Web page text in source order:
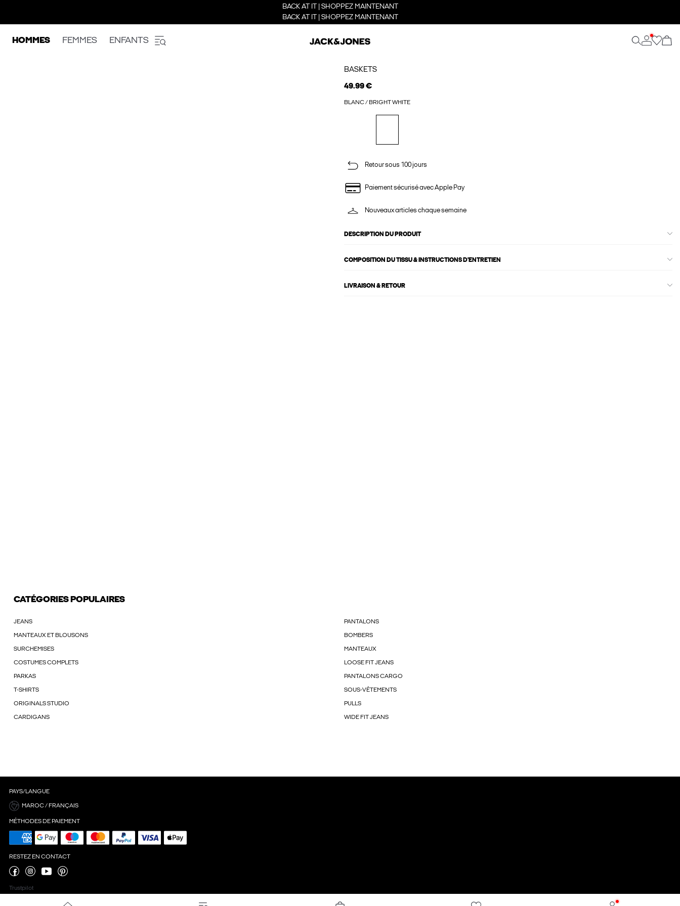
BACK AT IT | SHOPPEZ MAINTENANT
BACK AT IT | SHOPPEZ MAINTENANT
HOMMES FEMMES ENFANTS
BASKETS
49.99 €
BLANC / BRIGHT WHITE
Retour sous 100 jours
Paiement sécurisé avec Apple Pay
Nouveaux articles chaque semaine
DESCRIPTION DU PRODUIT
COMPOSITION DU TISSU & INSTRUCTIONS D'ENTRETIEN
LIVRAISON & RETOUR
CATÉGORIES POPULAIRES
JEANS PANTALONS
MANTEAUX ET BLOUSONS BOMBERS
SURCHEMISES MANTEAUX
COSTUMES COMPLETS LOOSE FIT JEANS
PARKAS PANTALONS CARGO
T-SHIRTS SOUS-VÊTEMENTS
ORIGINALS STUDIO PULLS
CARDIGANS WIDE FIT JEANS
PAYS/LANGUE
MAROC / FRANÇAIS
MÉTHODES DE PAIEMENT
RESTEZ EN CONTACT
Trustpilot